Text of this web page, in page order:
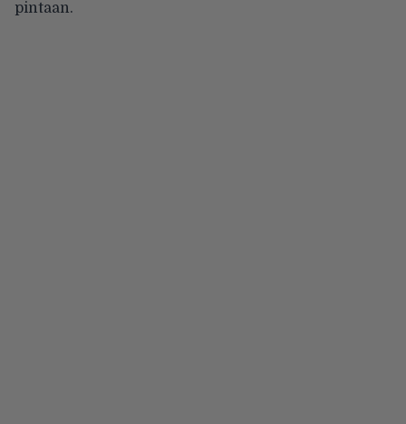
pintaan.